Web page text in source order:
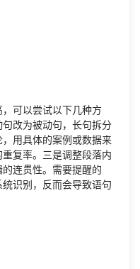
可以尝试以下几种方
改为被动句，长句拆分
用具体的案例或数据来
复率。三是调整段落内
连贯性。需要提醒的
识别，反而会导致语句